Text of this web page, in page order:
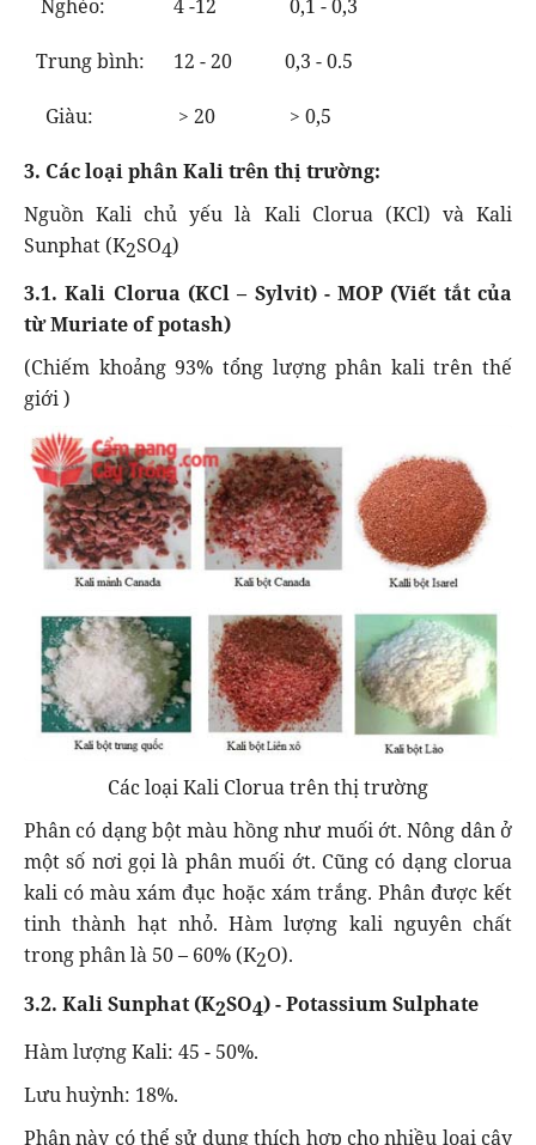
Nghèo: 4 -12 0,1 - 0,3
Trung bình: 12 - 20 0,3 - 0.5
Giàu: > 20 > 0,5
3. Các loại phân Kali trên thị trường:
Nguồn Kali chủ yếu là Kali Clorua (KCl) và Kali
Sunphat (K2SO4)
3.1. Kali Clorua (KCl – Sylvit)- MOP (Viết tắt của
từ Muriate of potash)
(Chiếm khoảng 93% tổng lượng phân kali trên thế
giới )
Các loại Kali Clorua trên thị trường
Phân có dạng bột màu hồng như muối ớt. Nông dân ở
một số nơi gọi là phân muối ớt. Cũng có dạng clorua
kali có màu xám đục hoặc xám trắng. Phân được kết
tinh thành hạt nhỏ. Hàm lượng kali nguyên chất
trong phân là 50 – 60% (K2O).
3.2. Kali Sunphat (K2SO4) - Potassium Sulphate
Hàm lượng Kali: 45 - 50%.
Lưu huỳnh: 18%.
Phân này có thể sử dụng thích hợp cho nhiều loại cây